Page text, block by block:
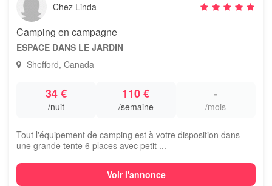
Chez Linda
Camping en campagne
ESPACE DANS LE JARDIN
Shefford, Canada
34 €
/nuit
110 €
/semaine
-
/mois
Tout l'équipement de camping est à votre disposition dans
une grande tente 6 places avec petit ...
Voir l'annonce